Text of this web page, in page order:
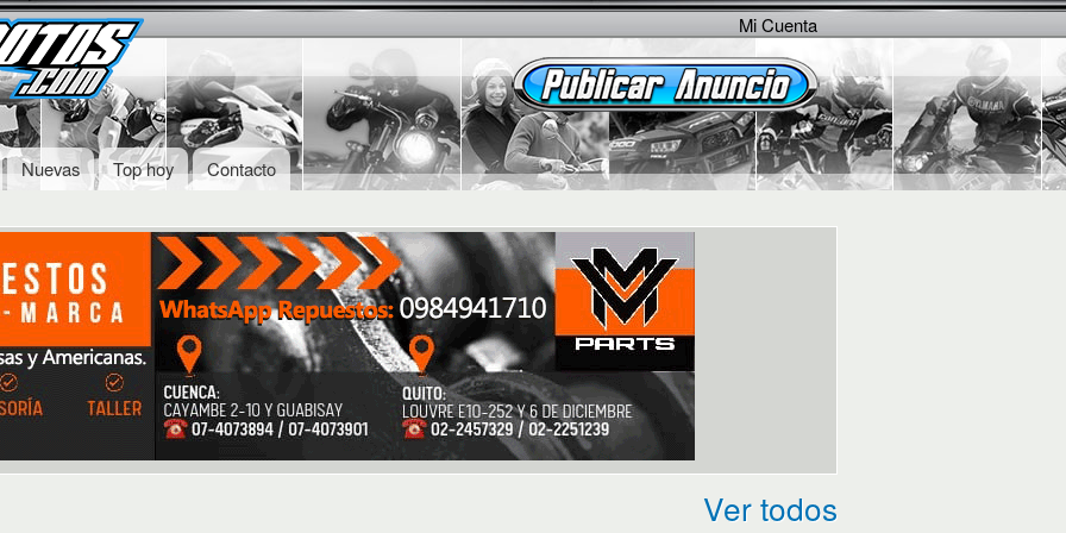
Skip to
main
content
Nuevas Top hoy Contacto
Secondary menu Mi Cuenta
Ver todos